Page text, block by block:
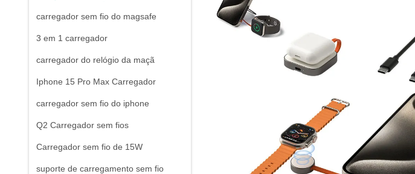
carregador sem fio do magsafe
3 em 1 carregador
carregador do relógio da maçã
Iphone 15 Pro Max Carregador
carregador sem fio do iphone
Q2 Carregador sem fios
Carregador sem fio de 15W
suporte de carregamento sem fio